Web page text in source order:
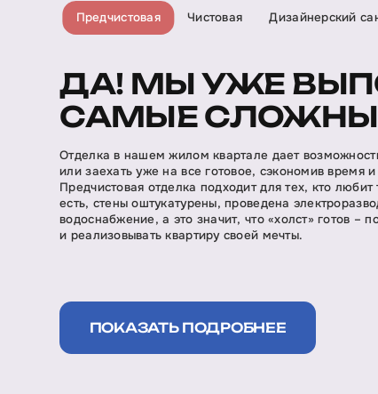
Предчистовая Чистовая Дизайнерский
ДА! МЫ УЖЕ
САМЫЕ
Отделка в нашем жилом квартале дает
или заехать уже на все готовое, сэкономив время
Предчистовая отделка подходит для тех, кто
есть, стены оштукатурены, проведена
водоснабжение, а это значит, что «холст» готов –
и реализовывать квартиру своей мечты.
ПОКАЗАТЬ ПОДРОБНЕЕ